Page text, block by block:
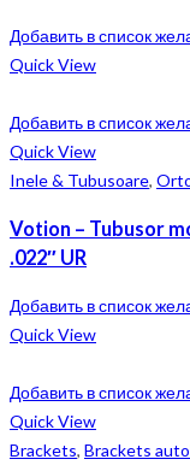
Добавить в список
Quick View
Добавить в список
Quick View
Inele & Tubusoare,
Votion – Tubusor
.022″ UR
Добавить в список
Quick View
Добавить в список
Quick View
Brackets, Brackets